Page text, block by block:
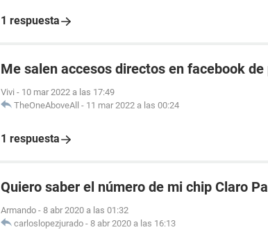
1 respuesta
Me salen accesos directos en facebook
Vivi - 10 mar 2022 a las 17:49
TheOneAboveAll - 11 mar 2022 a las 00:24
1 respuesta
Quiero saber el número de mi chip Claro
Armando - 8 abr 2020 a las 01:32
carloslopezjurado - 8 abr 2020 a las 16:13